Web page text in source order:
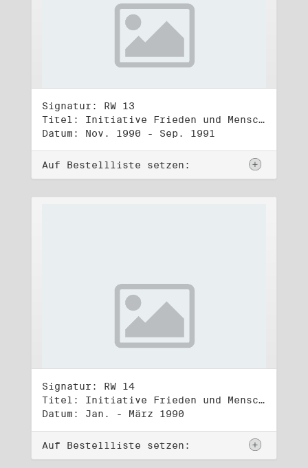
Signatur: RW 13
Titel: Initiative Frieden und Menschenrechte (3)
Datum: Nov. 1990 - Sep. 1991
Auf Bestellliste setzen:
Signatur: RW 14
Titel: Initiative Frieden und Menschenrechte, Volkskammerwahl 18.3.1990
Datum: Jan. - März 1990
Auf Bestellliste setzen: